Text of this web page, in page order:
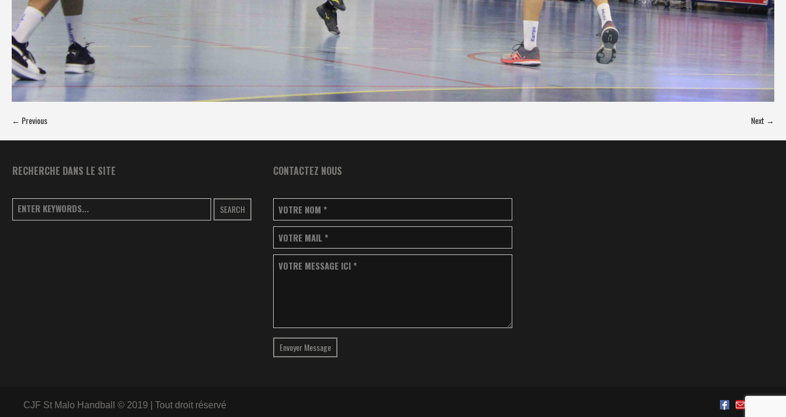
← Previous Next →
RECHERCHE DANS LE SITE
SEARCH
CONTACTEZ NOUS
VOTRE NOM *
VOTRE MAIL *
VOTRE MESSAGE ICI *
Envoyer Message
CJF St Malo Handball © 2019 | Tout droit réservé